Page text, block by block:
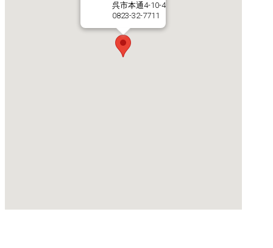
呉市本通4-10-4
0823-32-7711